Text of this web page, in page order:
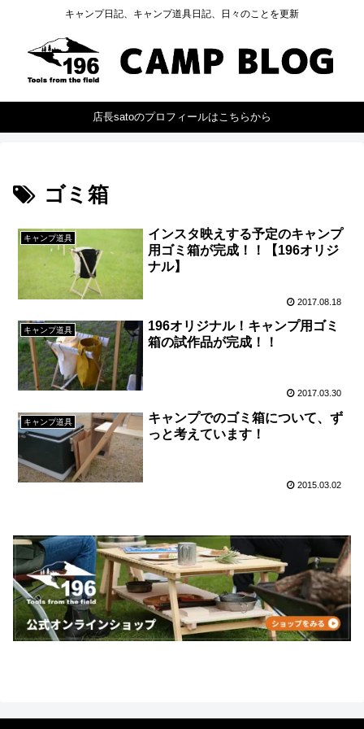
キャンプ日記、キャンプ道具日記、日々のことを更新
店長satoのプロフィールはこちらから
ゴミ箱
キャンプ道具
インスタ映えする予定のキャンプ
用ゴミ箱が完成！！【196オリジ
ナル】
2017.08.18
キャンプ道具
196オリジナル！キャンプ用ゴミ
箱の試作品が完成！！
2017.03.30
キャンプ道具
キャンプでのゴミ箱について、ず
っと考えています！
2015.03.02